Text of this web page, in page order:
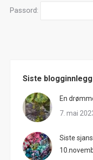
Passord:
Siste blogginnlegg
En
7. mai
Siste